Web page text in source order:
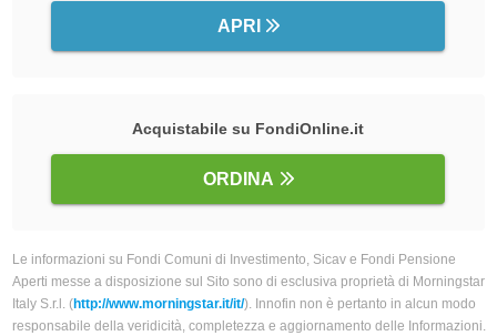
APRI
Acquistabile su FondiOnline.it
ORDINA
Le informazioni su Fondi Comuni di Investimento, Sicav e Fondi Pensione
Aperti messe a disposizione sul Sito sono di esclusiva proprietà di Morningstar
Italy S.r.l. (http://www.morningstar.it/it/). Innofin non è pertanto in alcun modo
responsabile della veridicità, completezza e aggiornamento delle Informazioni.